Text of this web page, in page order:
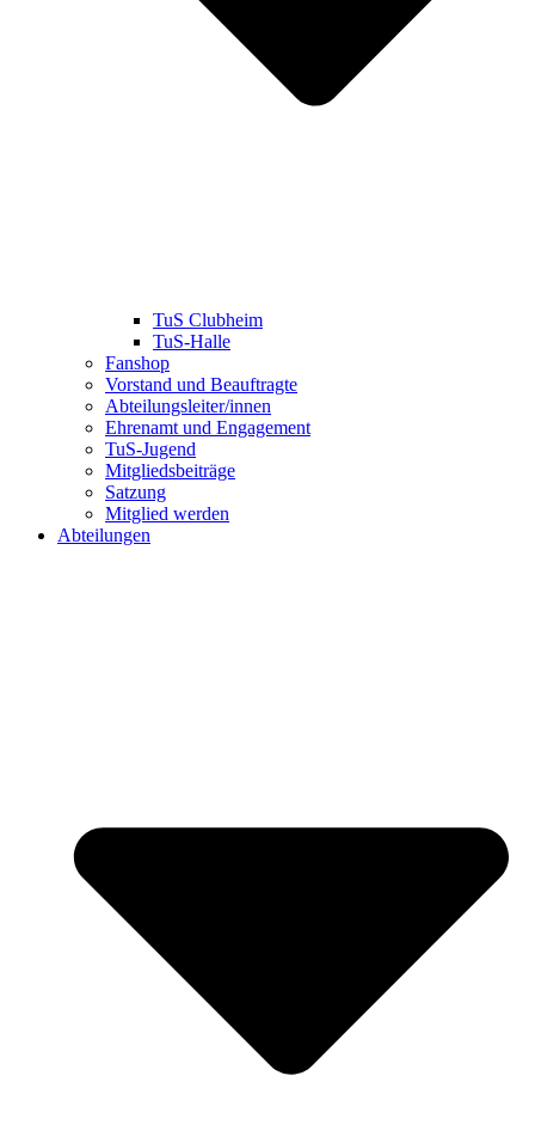
TuS Clubheim
TuS-Halle
Fanshop
Vorstand und Beauftragte
Abteilungsleiter/innen
Ehrenamt und Engagement
TuS-Jugend
Mitgliedsbeiträge
Satzung
Mitglied werden
Abteilungen